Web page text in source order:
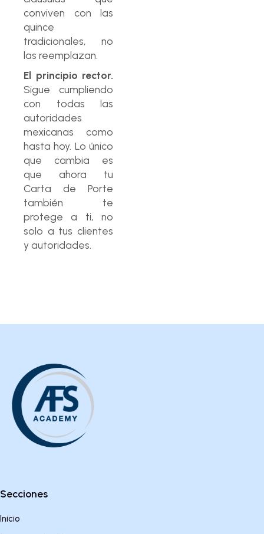
conviven con las
quince
tradicionales, no
las reemplazan.
El principio rector.
Sigue cumpliendo
con todas las
autoridades
mexicanas como
hasta hoy. Lo único
que cambia es
que ahora tu
Carta de Porte
también te
protege a ti, no
solo a tus clientes
y autoridades.
Secciones
Inicio